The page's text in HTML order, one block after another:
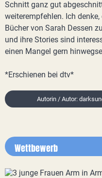
Schnitt ganz gut
weiterempfehlen. Ich
Bücher von Sarah Dessen
und ihre Stories sind
einen Mangel gern
*Erschienen bei dtv*
Autorin / Autor:
Wettbewerb